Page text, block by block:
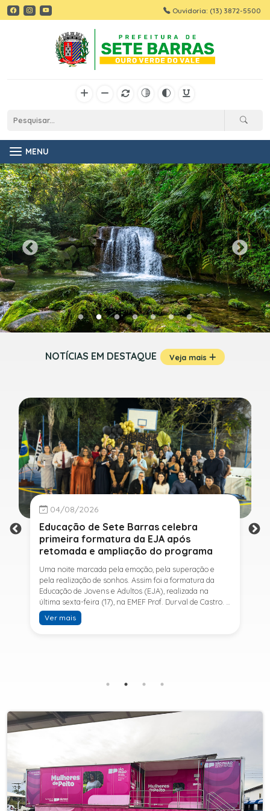
Ouvidoria: (13) 3872-5500
MENU
NOTÍCIAS EM DESTAQUE Veja mais
04/08/2026
Educação de Sete Barras celebra
primeira formatura da EJA após
retomada e ampliação do programa
Uma noite marcada pela emoção, pela superação e
pela realização de sonhos. Assim foi a formatura da
Educação de Jovens e Adultos (EJA), realizada na
última sexta-feira (17), na EMEF Prof. Durval de Castro. A
cerimônia celebrou a conclusão dos estudos de 53
alunos e entrou para a história ao marcar a primeira
SESI, ampliando o acesso à educação e oferecendo uma
retomar os estudos.A última turma da Educação de
Jovens e Adultos formada pelo município foi em 2016,
oferecida em Sete Barras e, a partir de agosto de 2025,
passou por uma importante ampliação. Em parceria
com o SESI, a Prefeitura passou a disponibilizar também
o Ensino Fundamental II (6º ao 9º ano) e o Ensino
Médio, ampliando significativamente as oportunidades
para que jovens e adultos concluam sua formação.A
Ver mais